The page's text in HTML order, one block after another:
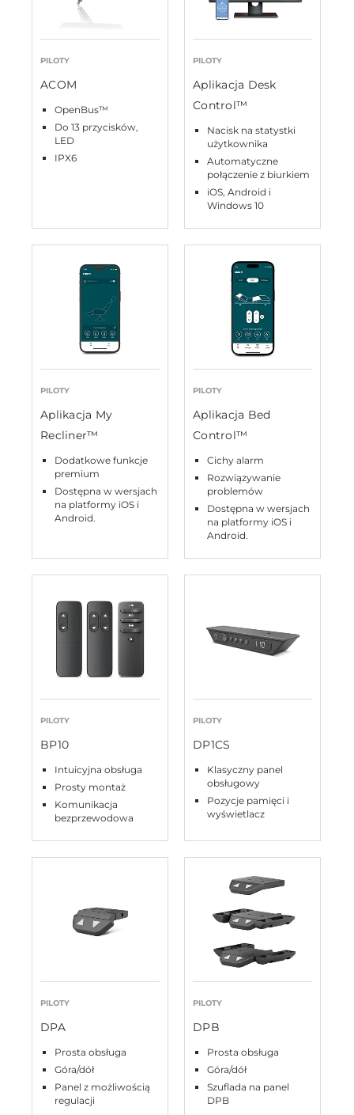
PILOTY
ACOM
OpenBus™
Do 13 przycisków,
LED
IPX6
PILOTY
Aplikacja Desk
Control™
Nacisk na statystki
użytkownika
Automatyczne
połączenie z biurkiem
iOS, Android i
Windows 10
PILOTY
Aplikacja My
Recliner™
Dodatkowe funkcje
premium
Dostępna w wersjach
na platformy iOS i
Android.
PILOTY
Aplikacja Bed
Control™
Cichy alarm
Rozwiązywanie
problemów
Dostępna w wersjach
na platformy iOS i
Android.
PILOTY
BP10
Intuicyjna obsługa
Prosty montaż
Komunikacja
bezprzewodowa
PILOTY
DP1CS
Klasyczny panel
obsługowy
Pozycje pamięci i
wyświetlacz
PILOTY
DPA
Prosta obsługa
Góra/dół
Panel z możliwością
regulacji
PILOTY
DPB
Prosta obsługa
Góra/dół
Szuflada na panel
DPB